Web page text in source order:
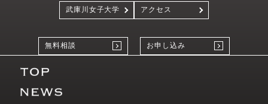
武庫川女子大学 アクセス
無料相談 お申し込み